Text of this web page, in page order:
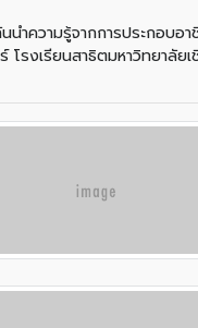
ความรู้จากการประกอบอ
งเรียนสาธิตมหาวิทยาลัยเ